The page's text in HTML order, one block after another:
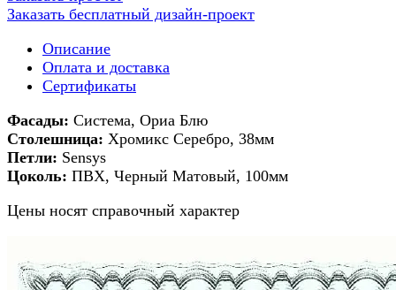
Заказать бесплатный дизайн-проект
Описание
Оплата и доставка
Сертификаты
Фасады: Система, Ориа Блю
Столешница: Хромикс Серебро, 38мм
Петли: Sensys
Цоколь: ПВХ, Черный Матовый, 100мм
Цены носят справочный характер